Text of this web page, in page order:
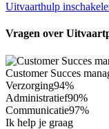
Uitvaarthulp
Vragen over
Customer Succes
Verzorging94%
Administratief90%
Communicatie97%
Ik help je graag